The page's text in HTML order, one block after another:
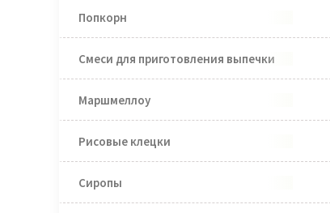
Попкорн
Смеси для приготовления выпечки
Маршмеллоу
Рисовые клецки
Сиропы